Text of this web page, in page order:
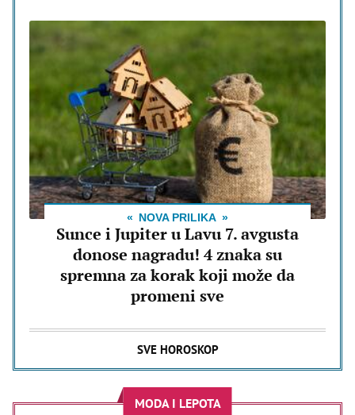
NOVA PRILIKA
Sunce i Jupiter u Lavu 7. avgusta
donose nagradu! 4 znaka su
spremna za korak koji može da
promeni sve
SVE HOROSKOP
MODA I LEPOTA